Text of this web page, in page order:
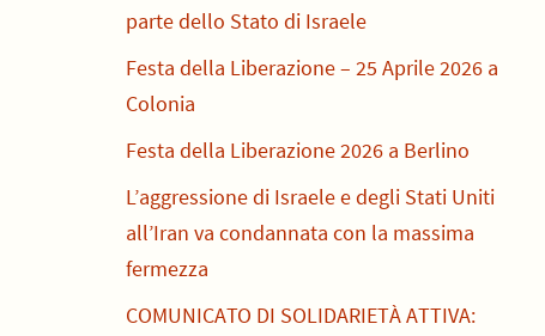
parte dello Stato di Israele
Festa della Liberazione – 25 Aprile 2026 a
Colonia
Festa della Liberazione 2026 a Berlino
L’aggressione di Israele e degli Stati Uniti
all’Iran va condannata con la massima
fermezza
COMUNICATO DI SOLIDARIETÀ ATTIVA: